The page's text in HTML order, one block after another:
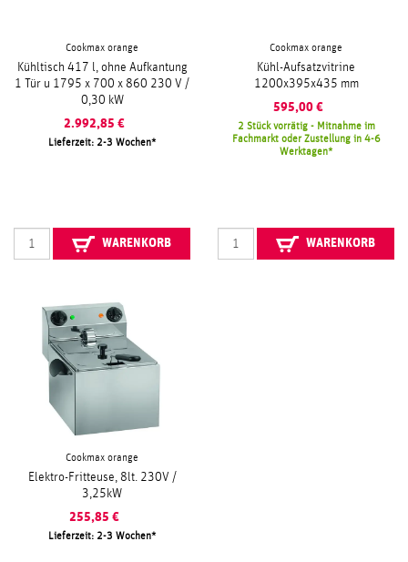
Cookmax orange
Kühltisch 417 l, ohne Aufkantung
1 Tür u 1795 x 700 x 860 230 V /
0,30 kW
2.992,85 €
Lieferzeit: 2-3 Wochen
WARENKORB
Cookmax orange
Kühl-Aufsatzvitrine
1200x395x435 mm
595,00 €
2 Stück vorrätig - Mitnahme im
Fachmarkt oder Zustellung in 4-6
Werktagen
WARENKORB
Cookmax orange
Elektro-Fritteuse, 8lt. 230V /
3,25kW
255,85 €
Lieferzeit: 2-3 Wochen